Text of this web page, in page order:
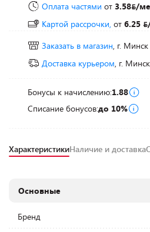
Оплата частями от 3.58 /
Картой рассрочки, от 6.25
Заказать в магазин, г. Минск
Доставка курьером, г. Минск
Бонусы к начислению:1.88
Списание бонусов:до 10%
ХарактеристикиНаличие и доставка
Основные
Бренд